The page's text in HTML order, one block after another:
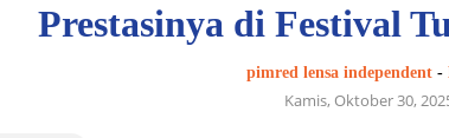
Prestasinya di Festival
pimred lensa independent-
Kamis, Oktober 30,